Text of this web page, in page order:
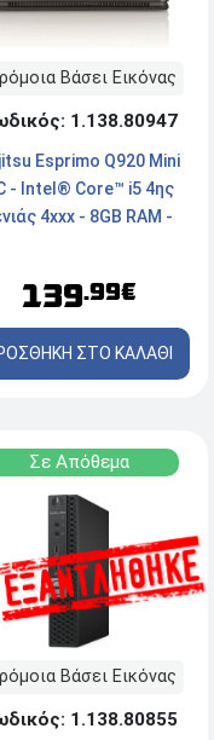
Βάσει Εικόνας
1.138.80947
Esprimo Q920 Mini
- Intel® Core™ i5 4ης
4xxx - 8GB RAM -
139.99€
ΣΤΟ ΚΑΛΑΘΙ
Σε Απόθεμα
Βάσει Εικόνας
1.138.80855